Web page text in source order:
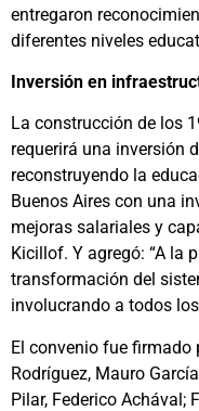
entregaron
diferentes niveles
Inversión en
La construcción de los
requerirá una inversión
reconstruyendo la
Buenos Aires con una
mejoras salariales y
Kicillof. Y agregó: “A la
transformación del
involucrando a todos
El convenio fue firmado
Rodríguez, Mauro
Pilar, Federico Achával;